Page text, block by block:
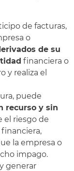
de facturas,
o
de su
financiera o
y realiza el
puede
recurso y sin
el riesgo de
la empresa o
impago.
generar